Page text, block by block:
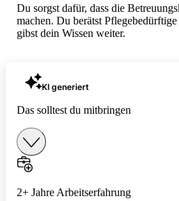
Du sorgst dafür, dass die
machen. Du berätst
gibst dein Wissen weiter.
KI generiert
Das solltest du mitbringen
2+ Jahre Arbeitserfahrung